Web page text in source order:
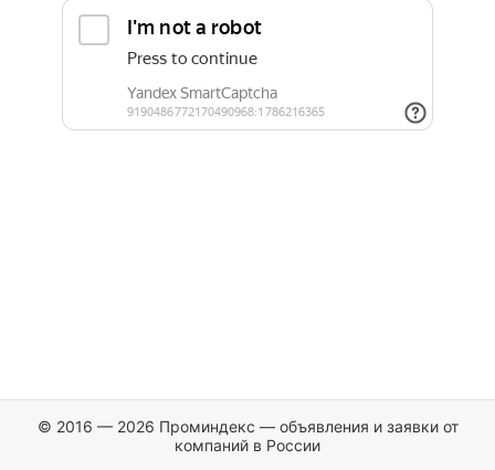
© 2016 — 2026 Проминдекс — объявления и заявки от
компаний в России